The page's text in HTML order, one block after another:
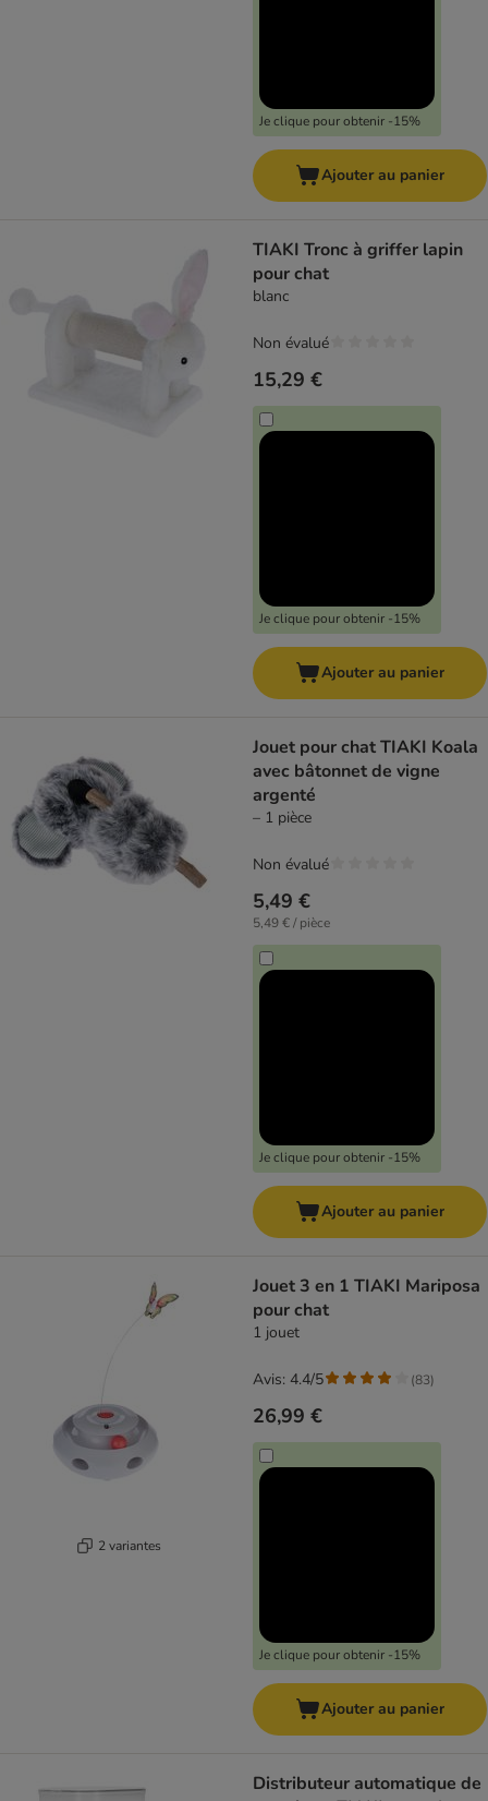
Je clique pour obtenir -15%
Ajouter au panier
TIAKI Tronc à griffer lapin
pour chat
blanc
15,29 €
Je clique pour obtenir -15%
Non évalué
Ajouter au panier
Jouet pour chat TIAKI Koala
avec bâtonnet de vigne
argenté
– 1 pièce
5,49 €
5,49 € / pièce
Je clique pour obtenir -15%
Non évalué
Ajouter au panier
2 variantes
Jouet 3 en 1 TIAKI Mariposa
pour chat
1 jouet
26,99 €
Je clique pour obtenir -15%
Avis: 4.4/5 (83)
Ajouter au panier
Distributeur automatique de